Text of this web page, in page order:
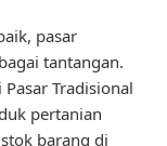
pasar
tantangan.
Tradisional
pertanian
barang di